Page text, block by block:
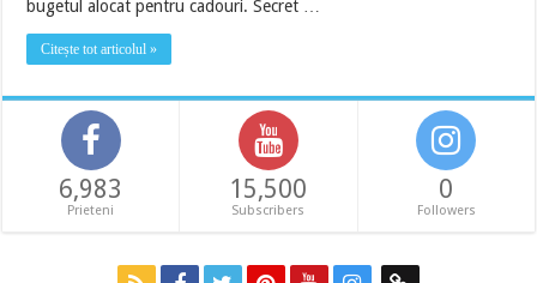
bugetul alocat pentru cadouri. Secret …
Citește tot articolul »
6,983
Prieteni
15,500
Subscribers
0
Followers